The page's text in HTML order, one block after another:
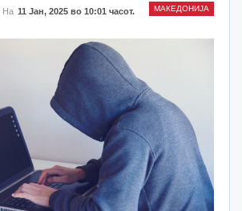
МАКЕДОНИЈА
На 11 Јан, 2025 во 10:01 часот.